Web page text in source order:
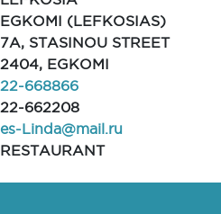
EGKOMI (LEFKOSIAS)
7A, STASINOU STREET
2404, EGKOMI
22-668866
22-662208
es-Linda@mail.ru
RESTAURANT